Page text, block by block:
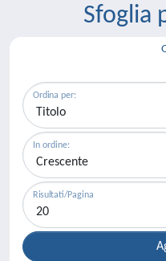
Sfoglia
Ordina per:
In ordine:
Risultati/Pagina